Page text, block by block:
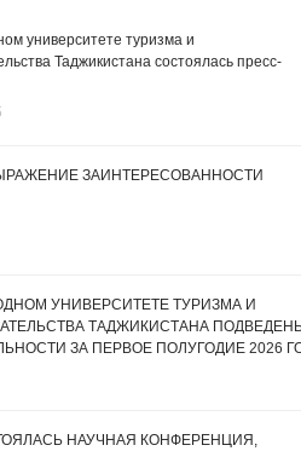
университете туризма и
Таджикистана состоялась пресс-
ЗАИНТЕРЕСОВАННОСТИ
УНИВЕРСИТЕТЕ ТУРИЗМА И
ТАДЖИКИСТАНА
ЗА ПЕРВОЕ ПОЛУГОДИЕ 2026
НАУЧНАЯ КОНФЕРЕНЦИЯ,